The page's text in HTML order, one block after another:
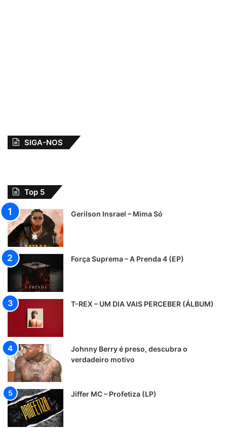
SIGA-NOS
Top 5
Gerilson Insrael – Mima Só
Força Suprema – A Prenda 4 (EP)
T-REX – UM DIA VAIS PERCEBER (ÁLBUM)
Johnny Berry é preso, descubra o
verdadeiro motivo
Jiffer MC – Profetiza (LP)